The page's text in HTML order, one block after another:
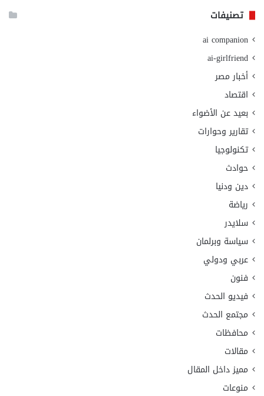
تصنيفات
ai companion
ai-girlfriend
أخبار مصر
اقتصاد
بعيد عن الأضواء
تقارير وحوارات
تكنولوجيا
حوادث
دين ودنيا
رياضة
سلايدر
سياسة وبرلمان
عربي ودولي
فنون
فيديو الحدث
مجتمع الحدث
محافظات
مقالات
مميز داخل المقال
منوعات